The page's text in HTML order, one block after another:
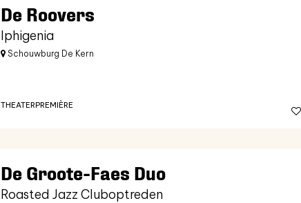
De Roovers
Iphigenia
Schouwburg De Kern
THEATERPREMIÈRE
De Groote-Faes Duo
Roasted Jazz Cluboptreden